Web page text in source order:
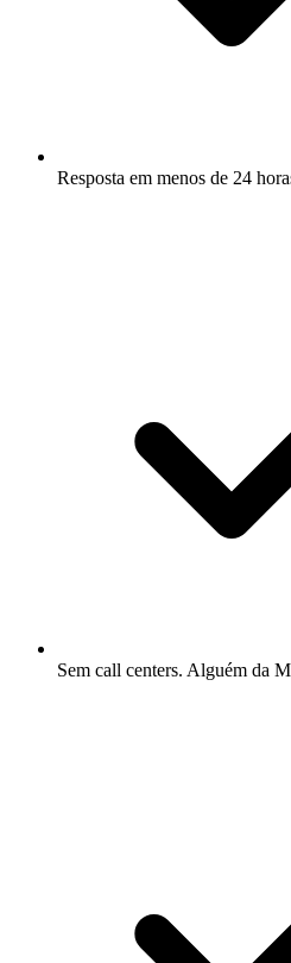
Resposta em menos de 24
Sem call centers. Alguém da